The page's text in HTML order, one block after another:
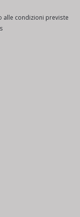
alle condizioni previste